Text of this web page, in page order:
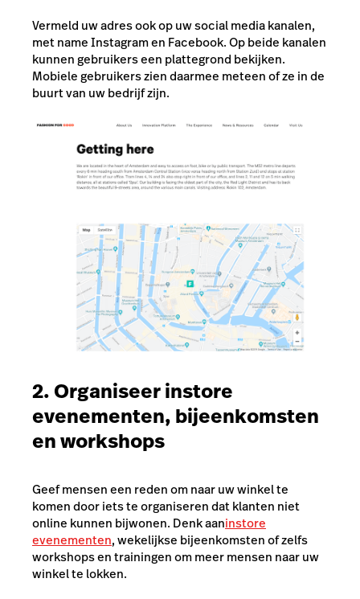
Vermeld uw adres ook op uw social media kanalen,
met name Instagram en Facebook. Op beide kanalen
kunnen gebruikers een plattegrond bekijken.
Mobiele gebruikers zien daarmee meteen of ze in de
buurt van uw bedrijf zijn.
2. Organiseer instore
evenementen, bijeenkomsten
en workshops
Geef mensen een reden om naar uw winkel te
komen door iets te organiseren dat klanten niet
online kunnen bijwonen. Denk aaninstore
evenementen, wekelijkse bijeenkomsten of zelfs
workshops en trainingen om meer mensen naar uw
winkel te lokken.